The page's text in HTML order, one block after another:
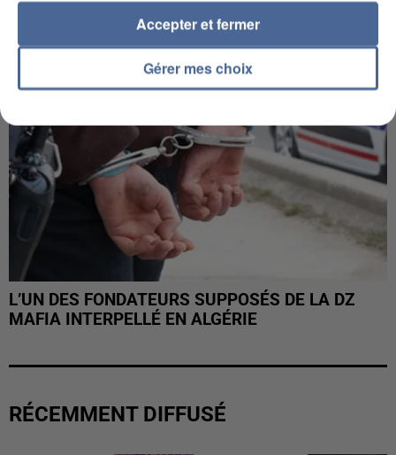
L’UN DES FONDATEURS SUPPOSÉS DE LA DZ
MAFIA INTERPELLÉ EN ALGÉRIE
RÉCEMMENT DIFFUSÉ
Gérer mes choix
Accepter et fermer